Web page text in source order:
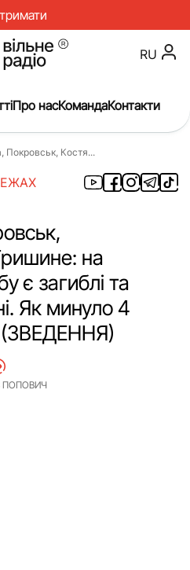
Новини
Окупація
Війна
Освіта
Медицина
Історія
Репортажі
RU
Про насКомандаКонтакти
Покровськ, Костя...
на
є загиблі та
Як минуло 4
(ЗВЕДЕННЯ)
ПОПОВИЧ